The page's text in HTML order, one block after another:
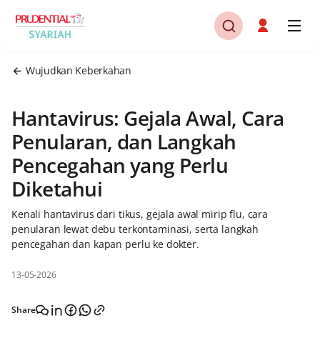
Wujudkan Keberkahan
Hantavirus: Gejala Awal, Cara
Penularan, dan Langkah
Pencegahan yang Perlu
Diketahui
Kenali hantavirus dari tikus, gejala awal mirip flu, cara
penularan lewat debu terkontaminasi, serta langkah
pencegahan dan kapan perlu ke dokter.
13-05-2026
Share